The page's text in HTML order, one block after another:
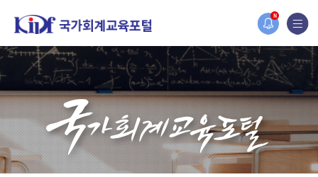
N
홈페이지가 새롭게 개편되었습니다.
한국조세재정연구원홈페이지가 새롭게 개설되었습니다.